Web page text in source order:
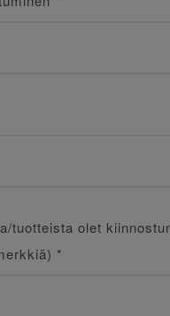
tuotteista olet
*